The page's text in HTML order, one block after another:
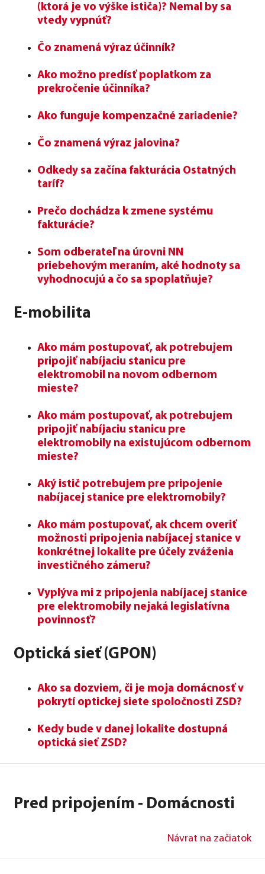
(ktorá je vo výške ističa)? Nemal by sa
vtedy vypnúť?
Čo znamená výraz účinník?
Ako možno predísť poplatkom za
prekročenie účinníka?
Ako funguje kompenzačné zariadenie?
Čo znamená výraz jalovina?
Odkedy sa začína fakturácia Ostatných
taríf?
Prečo dochádza k zmene systému
fakturácie?
Som odberateľ na úrovni NN
priebehovým meraním, aké hodnoty sa
vyhodnocujú a čo sa spoplatňuje?
E-mobilita
Ako mám postupovať, ak potrebujem
pripojiť nabíjaciu stanicu pre
elektromobil na novom odbernom
mieste?
Ako mám postupovať, ak potrebujem
pripojiť nabíjaciu stanicu pre
elektromobily na existujúcom odbernom
mieste?
Aký istič potrebujem pre pripojenie
nabíjacej stanice pre elektromobily?
Ako mám postupovať, ak chcem overiť
možnosti pripojenia nabíjacej stanice v
konkrétnej lokalite pre účely zváženia
investičného zámeru?
Vyplýva mi z pripojenia nabíjacej stanice
pre elektromobily nejaká legislatívna
povinnosť?
Optická sieť (GPON)
Ako sa dozviem, či je moja domácnosť v
pokrytí optickej siete spoločnosti ZSD?
Kedy bude v danej lokalite dostupná
optická sieť ZSD?
Pred pripojením - Domácnosti
Návrat na začiatok